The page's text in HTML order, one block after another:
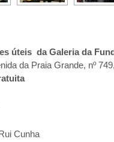
úteis da Galeria da
da Praia Grande, nº
Cunha